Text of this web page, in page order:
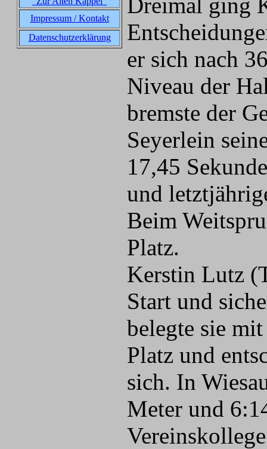
Impressum / Kontakt
Datenschutzerklärung
er sich nach
Niveau der
bremste der
Seyerlein
17,45
und
Beim
Platz.
Kerstin Lutz
Start und
belegte sie
Platz und
sich. In
Meter und